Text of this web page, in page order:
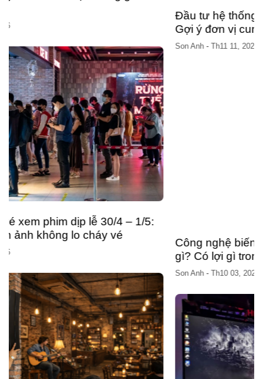
Đầu tư hệ thống máy nén khí tại Đà Nẵng –
Son Anh-Th11 11, 2025
Công nghệ biến tần ở máy nén khí trục vít là
gì? Có lợi gì trong công nghiệp?
Son Anh-Th10 03, 2025